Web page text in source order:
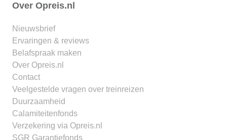
Over Opreis.nl
Nieuwsbrief
Ervaringen & reviews
Belafspraak maken
Over Opreis.nl
Contact
Veelgestelde vragen over treinreizen
Duurzaamheid
Calamiteitenfonds
Verzekering via Opreis.nl
SGR Garantiefonds